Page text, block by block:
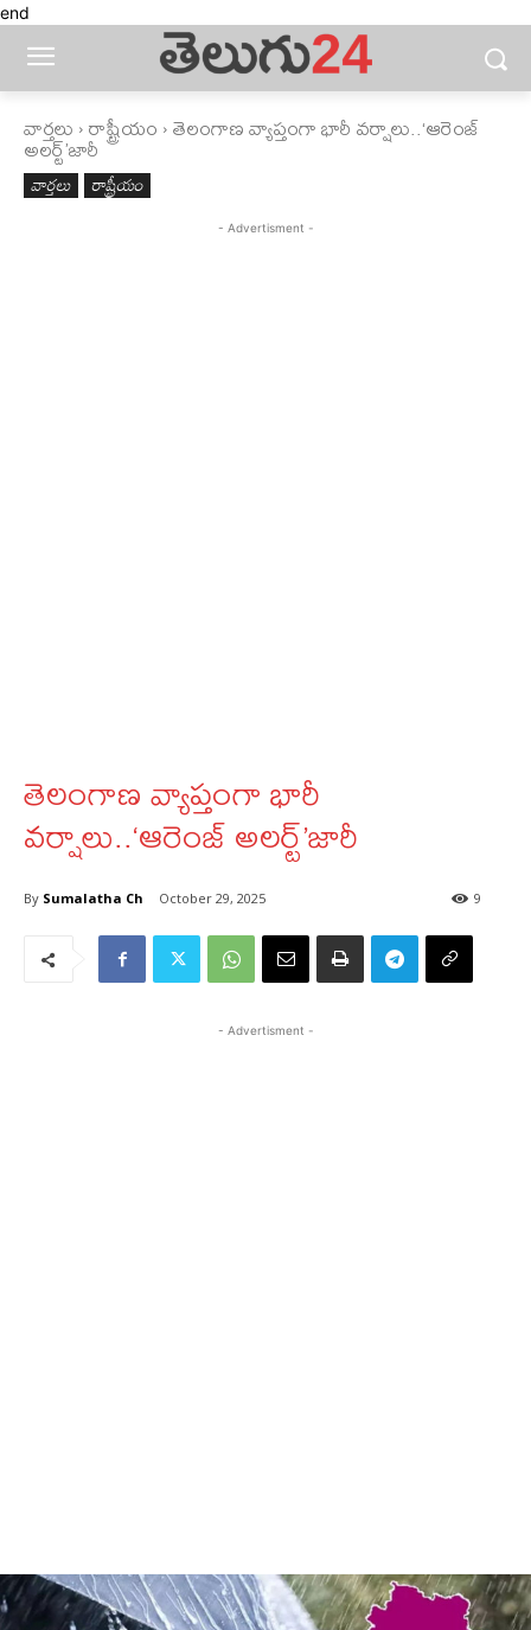
end
వార్తలు రాష్ట్రీయం తెలంగాణ వ్యాప్తంగా భారీ వర్షాలు..‘ఆరెంజ్
అలర్ట్’జారీ
వార్తలు రాష్ట్రీయం
- Advertisment -
తెలంగాణ వ్యాప్తంగా భారీ
వర్షాలు..‘ఆరెంజ్ అలర్ట్’జారీ
By Sumalatha Ch October 29, 2025 9
- Advertisment -